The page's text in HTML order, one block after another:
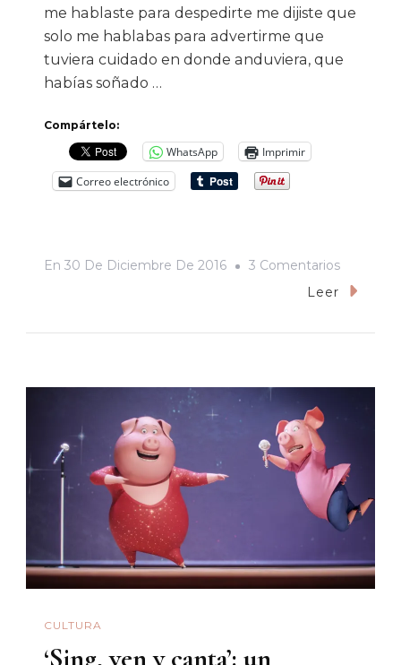
me hablaste para despedirte me dijiste que
solo me hablabas para advertirme que
tuviera cuidado en donde anduviera, que
habías soñado …
Compártelo:
WhatsApp
Imprimir
Correo electrónico
En 30 De Diciembre De 2016 3 ComentariosEn
Sueño
Leer
CULTURA
‘Sing, ven y canta’: un